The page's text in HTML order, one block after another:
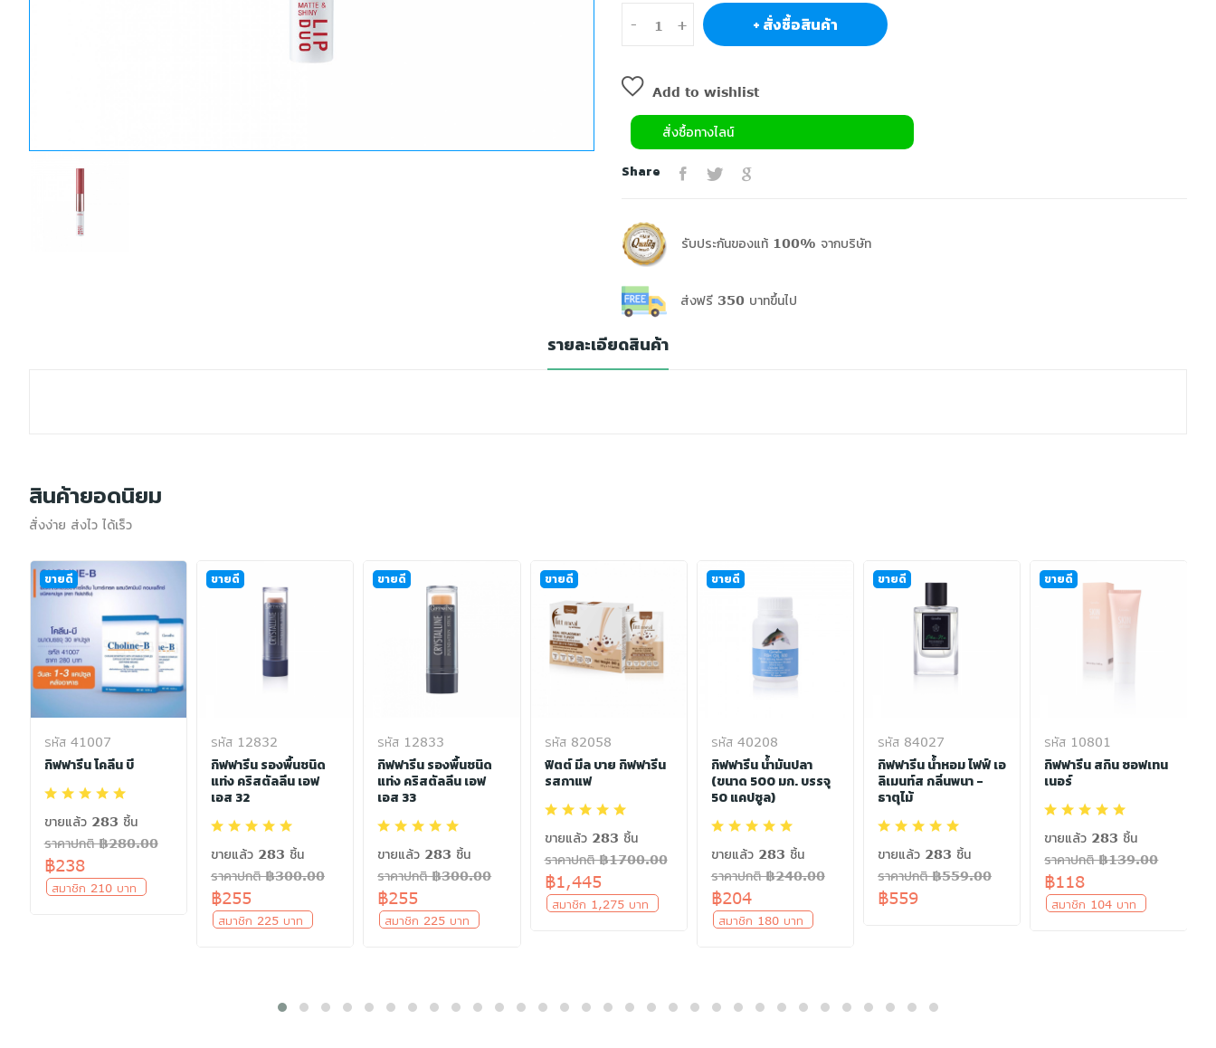
- + + สั่งซื้อสินค้า
Add to wishlist
สั่งซื้อทางไลน์
Share
รับประกันของแท้ 100% จากบริษัท
ส่งฟรี 350 บาทขึ้นไป
รายละเอียดสินค้า
สินค้ายอดนิยม
สั่งง่าย ส่งไว ได้เร็ว
ขายดี
รหัส 41007
กิฟฟารีน โคลีน บี
ขายแล้ว 283 ชิ้น
ราคาปกติ ฿280.00
฿238
สมาชิก 210 บาท
ขายดี
รหัส 12832
กิฟฟารีน รองพื้นชนิด
แท่ง คริสตัลลีน เอฟ
เอส 32
ขายแล้ว 283 ชิ้น
ราคาปกติ ฿300.00
฿255
สมาชิก 225 บาท
ขายดี
รหัส 12833
กิฟฟารีน รองพื้นชนิด
แท่ง คริสตัลลีน เอฟ
เอส 33
ขายแล้ว 283 ชิ้น
ราคาปกติ ฿300.00
฿255
สมาชิก 225 บาท
ขายดี
รหัส 82058
ฟิตต์ มีล บาย กิฟฟารีน
รสกาแฟ
ขายแล้ว 283 ชิ้น
ราคาปกติ ฿1700.00
฿1,445
สมาชิก 1,275 บาท
ขายดี
รหัส 40208
กิฟฟารีน น้ำมันปลา
(ขนาด 500 มก. บรรจุ
50 แคปซูล)
ขายแล้ว 283 ชิ้น
ราคาปกติ ฿240.00
฿204
สมาชิก 180 บาท
ขายดี
รหัส 84027
กิฟฟารีน น้ำหอม ไฟฟ์ เอ
ลิเมนท์ส กลิ่นพนา -
ธาตุไม้
ขายแล้ว 283 ชิ้น
ราคาปกติ ฿559.00
฿559
ขายดี
รหัส 10801
กิฟฟารีน สกิน ซอฟเทน
เนอร์
ขายแล้ว 283 ชิ้น
ราคาปกติ ฿139.00
฿118
สมาชิก 104 บาท